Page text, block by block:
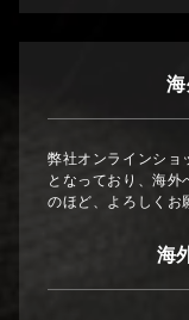
弊社オンラインショ
となっており、海
のほど、よろしくお
海